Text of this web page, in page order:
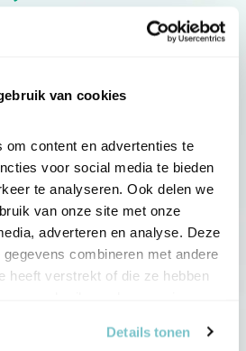
van cookies
om content en advertenties te
voor social media te bieden
te analyseren. Ook delen we
van onze site met onze
adverteren en analyse. Deze
combineren met andere
heeft verstrekt of die ze hebben
Details tonen
nieuws, inspiratie, acties en tips
van Vogelbescherming.